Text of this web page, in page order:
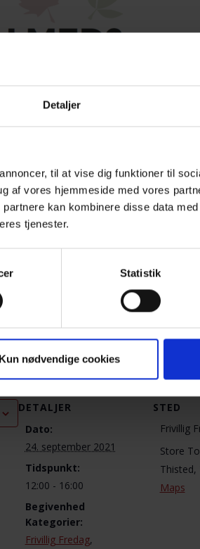
Detaljer
til at vise dig funktioner til
af vores hjemmeside med vores
kan kombinere disse data
tjenester.
Statistik
Kun nødvendige cookies
efter selvmord,
komme forbi vores stand og få
Thy:
87 84 eller
hanne@tang.dk
Tlf.: 30 57 04 88
DETALJER
Dato:
24. september 2021
Tidspunkt:
12:00 - 16:00
Begivenhed
Kategorier:
Frivillig Fredag,
STED
Frivillig
Store
Thisted,
Maps